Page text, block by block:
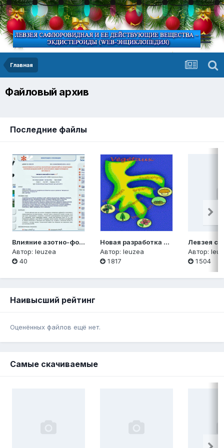
Главная
Файловый архив
Последние файлы
Влияние азотно-фосфорных удобрений на рост и продуктивность серпухи венценосной
Автор: leuzea
40
Новая разработка для рынка БАД: экдистерон содержащая субстанция из листьевой части левзеи сафлоровидной и серпухи
Автор: leuzea
1 817
Автор:
1 504
Наивысший рейтинг
Оценённых файлов ещё нет.
Самые скачиваемые